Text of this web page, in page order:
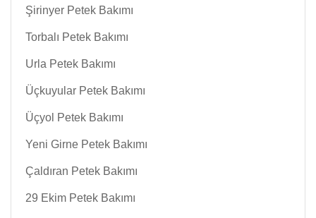
Şirinyer Petek Bakımı
Torbalı Petek Bakımı
Urla Petek Bakımı
Üçkuyular Petek Bakımı
Üçyol Petek Bakımı
Yeni Girne Petek Bakımı
Çaldıran Petek Bakımı
29 Ekim Petek Bakımı